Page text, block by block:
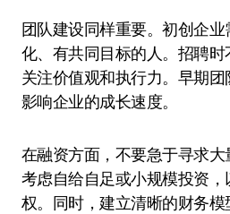
团队建设同样重要。初创企
化、有共同目标的人。招聘
关注价值观和执行力。早期
影响企业的成长速度。
在融资方面，不要急于寻求
考虑自给自足或小规模投资
权。同时，建立清晰的财务